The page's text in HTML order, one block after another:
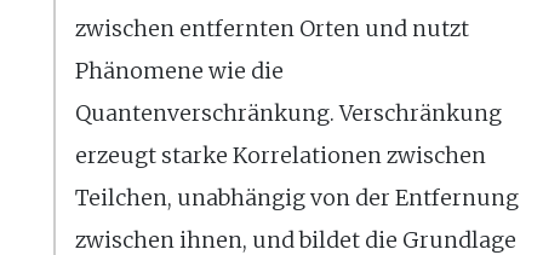
zwischen entfernten Orten und nutzt
Phänomene wie die
Quantenverschränkung. Verschränkung
erzeugt starke Korrelationen zwischen
Teilchen, unabhängig von der Entfernung
zwischen ihnen, und bildet die Grundlage